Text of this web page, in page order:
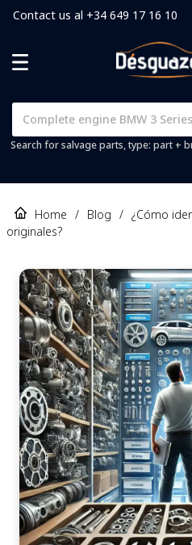
Contact us al +34 649 17 16 10
Search for salvage parts, type: part +
Home / Blog / ¿Cómo
originales?